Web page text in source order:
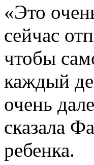
«Это
сейчас
чтобы
каждый
очень
сказала
ребенка.